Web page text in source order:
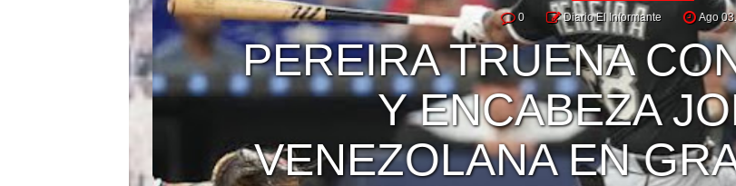
0 Diario El Informante Ago 03,
PEREIRA TRUENA
Y ENCABEZA
VENEZOLANA EN